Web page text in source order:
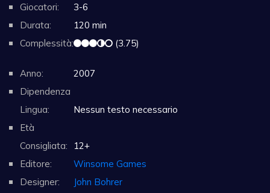
Giocatori:
3-6
Durata:
120 min
Complessità:
(3.75)
Anno:
2007
Dipendenza
Lingua:
Nessun testo necessario
Età
Consigliata:
12+
Editore:
Winsome Games
Designer:
John Bohrer